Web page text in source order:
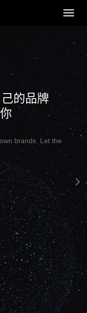
专家，四网合一
机、微信、平板
了解详情